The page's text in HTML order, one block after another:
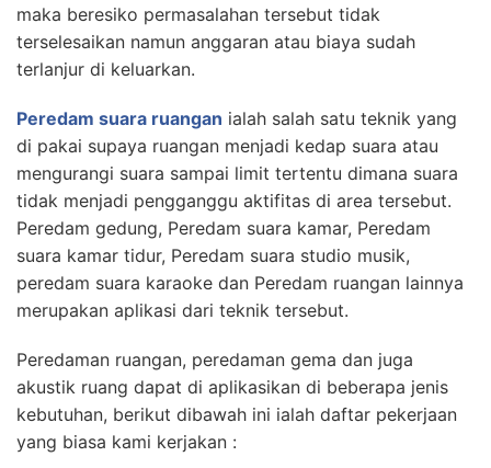
maka beresiko permasalahan tersebut tidak
terselesaikan namun anggaran atau biaya sudah
terlanjur di keluarkan.
Peredam suara ruangan ialah salah satu teknik yang
di pakai supaya ruangan menjadi kedap suara atau
mengurangi suara sampai limit tertentu dimana suara
tidak menjadi pengganggu aktifitas di area tersebut.
Peredam gedung, Peredam suara kamar, Peredam
suara kamar tidur, Peredam suara studio musik,
peredam suara karaoke dan Peredam ruangan lainnya
merupakan aplikasi dari teknik tersebut.
Peredaman ruangan, peredaman gema dan juga
akustik ruang dapat di aplikasikan di beberapa jenis
kebutuhan, berikut dibawah ini ialah daftar pekerjaan
yang biasa kami kerjakan :